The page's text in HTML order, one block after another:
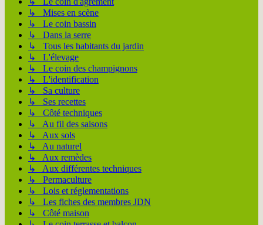
↳ Mises en scène
↳ Le coin bassin
↳ Dans la serre
↳ Tous les habitants du jardin
↳ L'élevage
↳ Le coin des champignons
↳ L'identification
↳ Sa culture
↳ Ses recettes
↳ Côté techniques
↳ Au fil des saisons
↳ Aux sols
↳ Au naturel
↳ Aux remèdes
↳ Aux différentes techniques
↳ Permaculture
↳ Lois et réglementations
↳ Les fiches des membres JDN
↳ Côté maison